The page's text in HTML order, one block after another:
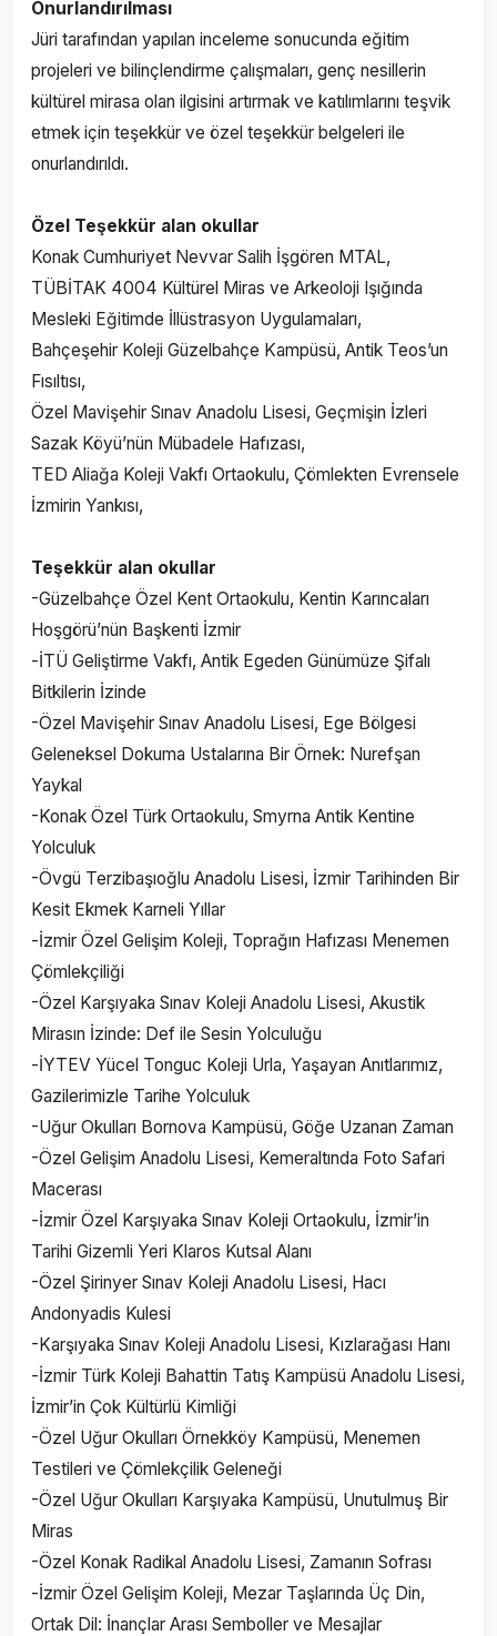
Onurlandırılması
Jüri tarafından yapılan inceleme sonucunda eğitim
projeleri ve bilinçlendirme çalışmaları, genç nesillerin
kültürel mirasa olan ilgisini artırmak ve katılımlarını teşvik
etmek için teşekkür ve özel teşekkür belgeleri ile
onurlandırıldı.
Özel Teşekkür alan okullar
Konak Cumhuriyet Nevvar Salih İşgören MTAL,
TÜBİTAK 4004 Kültürel Miras ve Arkeoloji Işığında
Mesleki Eğitimde İllüstrasyon Uygulamaları,
Bahçeşehir Koleji Güzelbahçe Kampüsü, Antik Teos’un
Fısıltısı,
Özel Mavişehir Sınav Anadolu Lisesi, Geçmişin İzleri
Sazak Köyü’nün Mübadele Hafızası,
TED Aliağa Koleji Vakfı Ortaokulu, Çömlekten Evrensele
İzmirin Yankısı,
Teşekkür alan okullar
-Güzelbahçe Özel Kent Ortaokulu, Kentin Karıncaları
Hoşgörü’nün Başkenti İzmir
-İTÜ Geliştirme Vakfı, Antik Egeden Günümüze Şifalı
Bitkilerin İzinde
-Özel Mavişehir Sınav Anadolu Lisesi, Ege Bölgesi
Geleneksel Dokuma Ustalarına Bir Örnek: Nurefşan
Yaykal
-Konak Özel Türk Ortaokulu, Smyrna Antik Kentine
Yolculuk
-Övgü Terzibaşıoğlu Anadolu Lisesi, İzmir Tarihinden Bir
Kesit Ekmek Karneli Yıllar
-İzmir Özel Gelişim Koleji, Toprağın Hafızası Menemen
Çömlekçiliği
-Özel Karşıyaka Sınav Koleji Anadolu Lisesi, Akustik
Mirasın İzinde: Def ile Sesin Yolculuğu
-İYTEV Yücel Tonguc Koleji Urla, Yaşayan Anıtlarımız,
Gazilerimizle Tarihe Yolculuk
-Uğur Okulları Bornova Kampüsü, Göğe Uzanan Zaman
-Özel Gelişim Anadolu Lisesi, Kemeraltında Foto Safari
Macerası
-İzmir Özel Karşıyaka Sınav Koleji Ortaokulu, İzmir’in
Tarihi Gizemli Yeri Klaros Kutsal Alanı
-Özel Şirinyer Sınav Koleji Anadolu Lisesi, Hacı
Andonyadis Kulesi
-Karşıyaka Sınav Koleji Anadolu Lisesi, Kızlarağası Hanı
-İzmir Türk Koleji Bahattin Tatış Kampüsü Anadolu Lisesi,
İzmir’in Çok Kültürlü Kimliği
-Özel Uğur Okulları Örnekköy Kampüsü, Menemen
Testileri ve Çömlekçilik Geleneği
-Özel Uğur Okulları Karşıyaka Kampüsü, Unutulmuş Bir
Miras
-Özel Konak Radikal Anadolu Lisesi, Zamanın Sofrası
-İzmir Özel Gelişim Koleji, Mezar Taşlarında Üç Din,
Ortak Dil: İnançlar Arası Semboller ve Mesajlar